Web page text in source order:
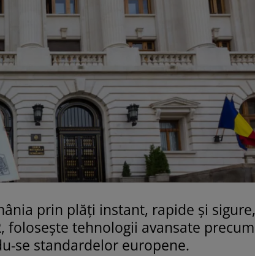
prin plăți instant, rapide și sigure,
folosește tehnologii avansate precum
se standardelor europene.